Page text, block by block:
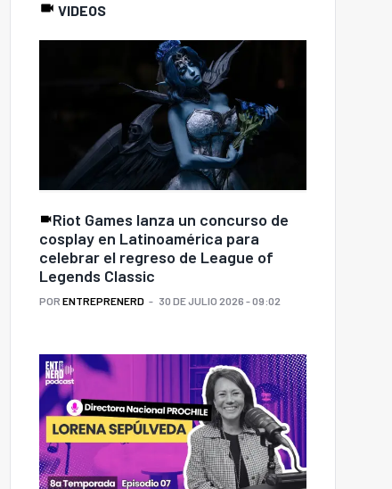
VIDEOS
Riot Games lanza un concurso de
cosplay en Latinoamérica para
celebrar el regreso de League of
Legends Classic
POR ENTREPRENERD 30 DE JULIO 2026 - 09:02